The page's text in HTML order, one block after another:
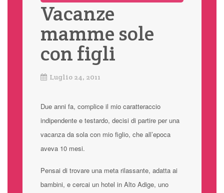
Vacanze
mamme sole
con figli
Luglio 24, 2011
Due anni fa, complice il mio caratteraccio
indipendente e testardo, decisi di partire per una
vacanza da sola con mio figlio, che all’epoca
aveva 10 mesi.
Pensai di trovare una meta rilassante, adatta ai
bambini, e cercai un hotel in Alto Adige, uno